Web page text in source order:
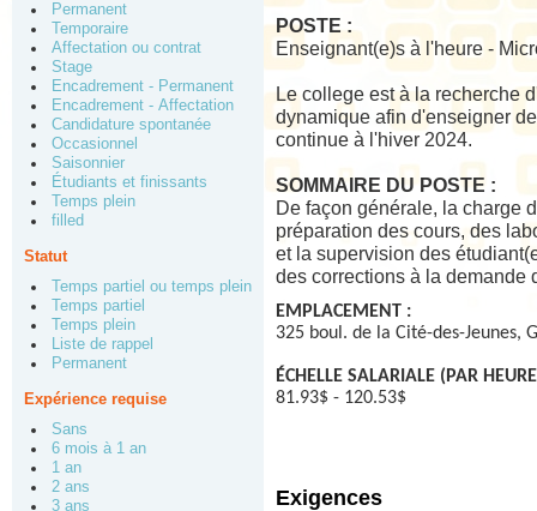
Permanent
Temporaire
Affectation ou contrat
Stage
Encadrement - Permanent
Encadrement - Affectation
Candidature spontanée
Occasionnel
Saisonnier
Étudiants et finissants
Temps plein
filled
Statut
Temps partiel ou temps plein
Temps partiel
Temps plein
Liste de rappel
Permanent
Expérience requise
Sans
6 mois à 1 an
1 an
2 ans
3 ans
POSTE :
Enseignant(e)s à l'heure -
Le college est à la recherche
dynamique afin d'enseigner
continue à l'hiver 2024.
SOMMAIRE DU POSTE :
De façon générale, la charge
préparation des cours, des
et la supervision des
des corrections à la demande
EMPLACEMENT :
325 boul. de la Cité-des-Jeunes,
ÉCHELLE SALARIALE (PAR
81.93$ - 120.53$
Exigences